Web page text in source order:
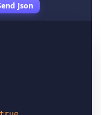
Json
true